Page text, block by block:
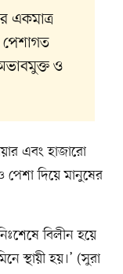
একমাত্র
পেশাগত
ও
এবং হাজারো
দিয়ে মানুষের
বিলীন হয়ে
স্থায়ী হয়।’ (সুরা